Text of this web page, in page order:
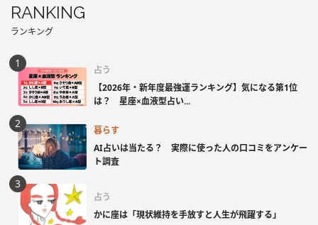
RANKING
ランキング
占う
【2026年・新年度最強運ランキング】気になる第1位
は？ 星座×血液型占い...
暮らす
AI占いは当たる？ 実際に使った人の口コミをアンケー
ト調査
占う
かに座は「現状維持を手放すと人生が飛躍する」